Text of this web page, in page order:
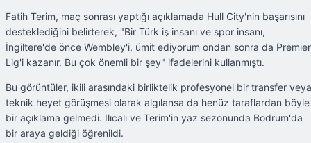
Fatih Terim, maç sonrası yaptığı açıklamada Hull City'nin başarısını
desteklediğini belirterek, "Bir Türk iş insanı ve spor insanı,
İngiltere'de önce Wembley'i, ümit ediyorum ondan sonra da Premier
Lig'i kazanır. Bu çok önemli bir şey" ifadelerini kullanmıştı.
Bu görüntüler, ikili arasındaki birliktelik profesyonel bir transfer veya
teknik heyet görüşmesi olarak algılansa da henüz taraflardan böyle
bir açıklama gelmedi. Ilıcalı ve Terim'in yaz sezonunda Bodrum'da
bir araya geldiği öğrenildi.